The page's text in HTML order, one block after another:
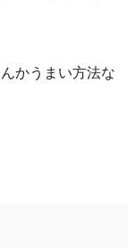
かうまい方法な